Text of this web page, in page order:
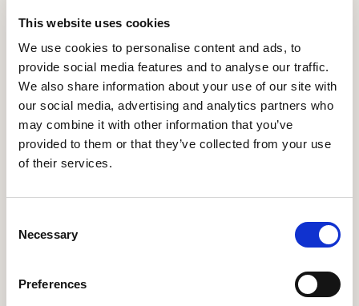
This website uses cookies
We use cookies to personalise content and ads, to
provide social media features and to analyse our traffic.
We also share information about your use of our site with
our social media, advertising and analytics partners who
may combine it with other information that you’ve
provided to them or that they’ve collected from your use
of their services.
Selection
Necessary
Preferences
dyrevelfærden. Virkemidlerne kan påvirke dyrenes
velfærd direkte ligesom det forhold, at de skal
holdes på stald, for at virkemidlerne kan bruges er
negativt for dyrenes liv.
Økologisk Landsforening noterer sig med
tilfredshed at økologien går fri af obligatorisk krav
om tilsætning af fedt, men eftersom kravet vil
påvirke den generelle udvikling i landbruget, ser vi
Lovkrav som det fremsatte vil skubbe til en
strukturudvikling, der fjerner sig fra et bæredygtigt
landbrug, og det er skadeligt, hvis der ikke er
lavere klimaaftryk
Økologisk Landsforening mener, det er vigtigt at